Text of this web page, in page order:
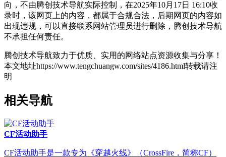
向，不由腾创技术导航实际控制，在2025年10月17日 16:10收
录时，该网页上的内容，都属于合规合法，后期网页的内容如
出现违规，可以直接联系网站管理员进行删除，腾创技术导航
不承担任何责任。
腾创技术导航致力于优质、实用的网络站点资源收集与分享！
本文地址https://www.tengchuangw.com/sites/4186.html转载请注
明
相关导航
CF活动助手
CF活动助手是一款专为《穿越火线》（CrossFire，简称CF）